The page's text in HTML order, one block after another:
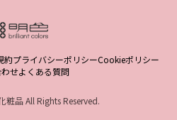
約プライバシーポリシーCookieポリシー
せよくある質問
粧品 All Rights Reserved.